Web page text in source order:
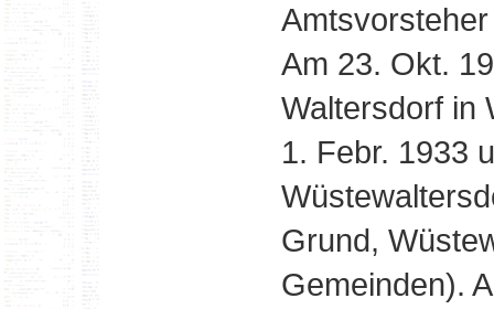
Am 23. Okt.
Waltersdorf in
1. Febr. 1933
Grund,
Gemeinden).